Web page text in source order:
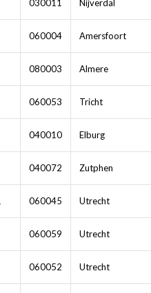
030011 Nijverdal
060004 Amersfoort
080003 Almere
060053 Tricht
040010 Elburg
040072 Zutphen
060045 Utrecht
060059 Utrecht
060052 Utrecht